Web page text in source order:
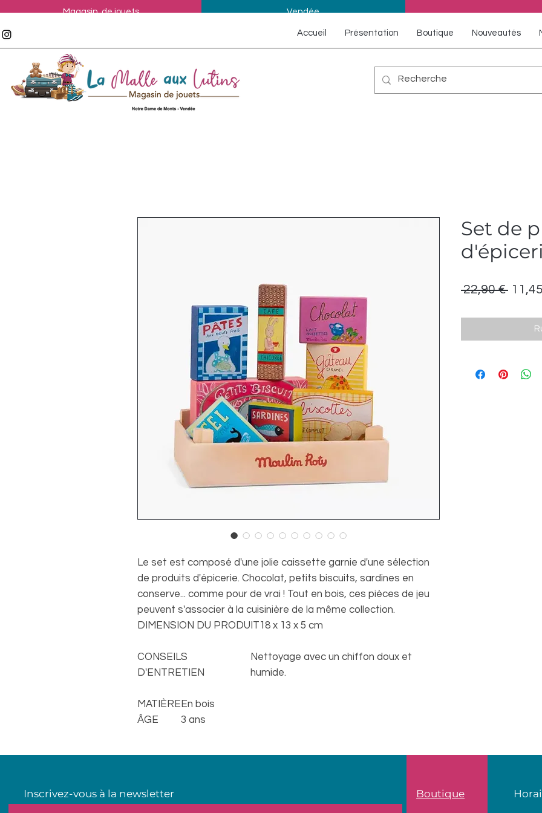
Magasin de jouets Vendée
Accueil Présentation Boutique Nouveautés
Le set est composé d'une jolie caissette garnie d'une sélection
de produits d'épicerie. Chocolat, petits biscuits, sardines en
conserve... comme pour de vrai ! Tout en bois, ces pièces de jeu
peuvent s'associer à la cuisinière de la même collection.
DIMENSION DU PRODUIT18 x 13 x 5 cm
CONSEILS
D'ENTRETIEN
Nettoyage avec un chiffon doux et
humide.
MATIÈRE En bois
ÂGE
3 ans
Set de
22,90 € Prix
Inscrivez-vous à la newsletter Boutique